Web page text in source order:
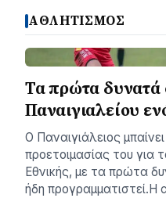
ΑΘΛΗΤΙΣΜΟΣ
Τα πρώτα δυνατά
Παναιγιαλείου
Ο Παναιγιάλειος
προετοιμασίας του για
Εθνικής, με τα πρώτα
ήδη προγραμματιστεί.Η